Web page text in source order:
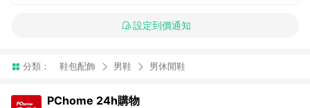
設定到價通知
分類： 鞋包配飾 男鞋 男休閒鞋
PChome 24h購物